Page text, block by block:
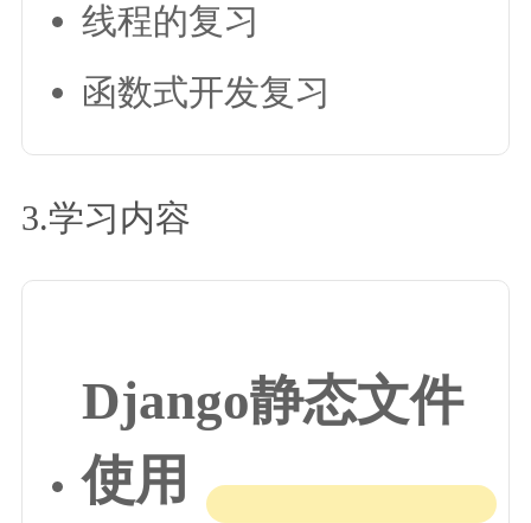
线程的复习
函数式开发复习
3.学习内容
Django静态文件
使用